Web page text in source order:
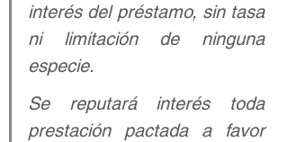
interés del préstamo, sin tasa
ni limitación de ninguna
especie.
Se reputará interés toda
prestación pactada a favor